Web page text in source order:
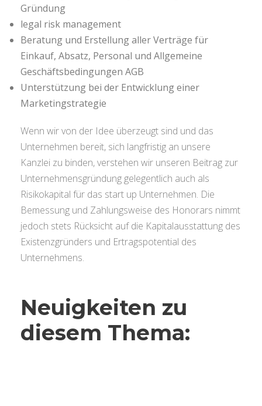
Gründung
legal risk management
Beratung und Erstellung aller Verträge für
Einkauf, Absatz, Personal und Allgemeine
Geschäftsbedingungen AGB
Unterstützung bei der Entwicklung einer
Marketingstrategie
Wenn wir von der Idee überzeugt sind und das
Unternehmen bereit, sich langfristig an unsere
Kanzlei zu binden, verstehen wir unseren Beitrag zur
Unternehmensgründung gelegentlich auch als
Risikokapital für das start up Unternehmen. Die
Bemessung und Zahlungsweise des Honorars nimmt
jedoch stets Rücksicht auf die Kapitalausstattung des
Existenzgründers und Ertragspotential des
Unternehmens.
Neuigkeiten zu
diesem Thema: